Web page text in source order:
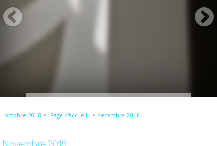
octobre 2018 Page d'accueil décembre 2018
Novembre 2018